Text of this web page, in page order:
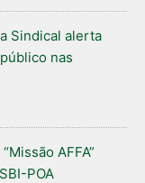
Sindical alerta
nas
AFFA”
POA